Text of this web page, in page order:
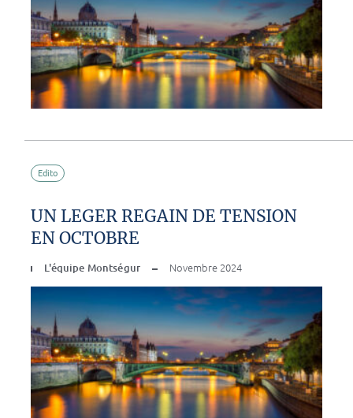
Edito
UN LEGER REGAIN DE TENSION
EN OCTOBRE
L'équipe Montségur Novembre 2024